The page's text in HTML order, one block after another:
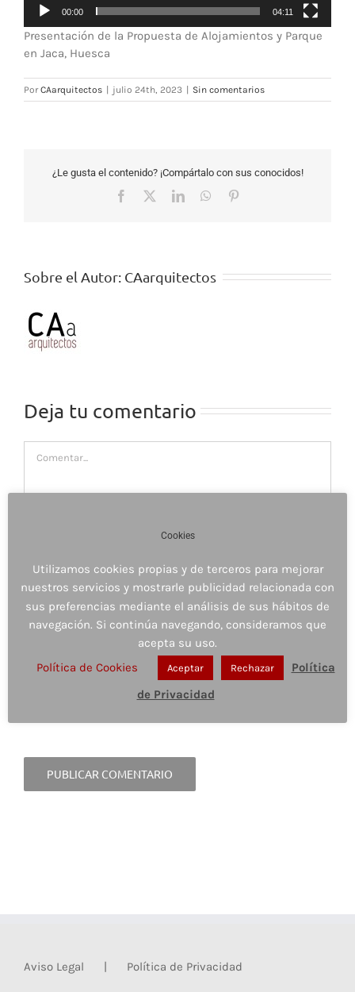
00:00 04:11
Presentación de la Propuesta de Alojamientos y Parque
en Jaca, Huesca
PorCAarquitectos julio 24th, 2023 Sin comentarios
¿Le gusta el contenido? ¡Compártalo con sus conocidos!
Facebook LinkedInWhatsApp
Sobre el Autor: CAarquitectos
Deja tu comentario
navegador para la próxima vez que comente.
Aviso Legal Política de Privacidad
Cookies
Utilizamos cookies propias y de terceros para mejorar
nuestros servicios y mostrarle publicidad relacionada con
sus preferencias mediante el análisis de sus hábitos de
navegación. Si continúa navegando, consideramos que
acepta su uso.
Política de Cookies
Aceptar Rechazar
Política
de Privacidad